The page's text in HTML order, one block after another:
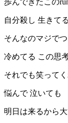
歩んできたこの
自分殺し 生きてる
そんなのマジで
冷めてる この思
それでも笑って
悩んで 泣いても
明日は来るから